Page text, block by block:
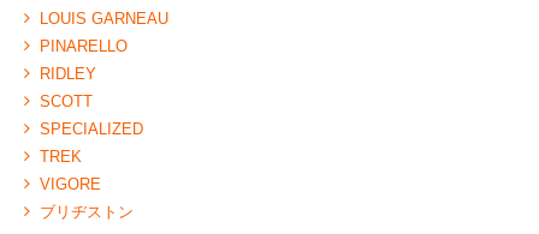
LOUIS GARNEAU
PINARELLO
RIDLEY
SCOTT
SPECIALIZED
TREK
VIGORE
ブリヂストン